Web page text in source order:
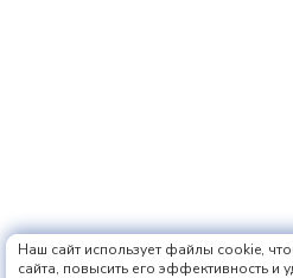
Наш сайт использует файлы cookie,
сайта, повысить его эффективность и